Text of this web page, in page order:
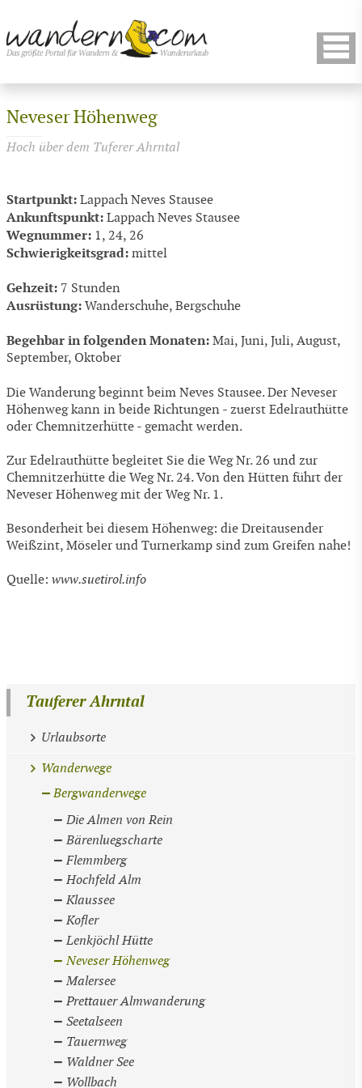
Neveser Höhenweg
Hoch über dem Tuferer Ahrntal
Startpunkt: Lappach Neves Stausee
Ankunftspunkt: Lappach Neves Stausee
Wegnummer: 1, 24, 26
Schwierigkeitsgrad: mittel
Gehzeit: 7 Stunden
Ausrüstung: Wanderschuhe, Bergschuhe
Begehbar in folgenden Monaten: Mai, Juni, Juli, August,
September, Oktober
Die Wanderung beginnt beim Neves Stausee. Der Neveser
Höhenweg kann in beide Richtungen - zuerst Edelrauthütte
oder Chemnitzerhütte - gemacht werden.
Zur Edelrauthütte begleitet Sie die Weg Nr. 26 und zur
Chemnitzerhütte die Weg Nr. 24. Von den Hütten führt der
Neveser Höhenweg mit der Weg Nr. 1.
Besonderheit bei diesem Höhenweg: die Dreitausender
Weißzint, Möseler und Turnerkamp sind zum Greifen nahe!
Quelle: www.suetirol.info
Tauferer Ahrntal
Urlaubsorte
Wanderwege
Bergwanderwege
Die Almen von Rein
Bärenluegscharte
Flemmberg
Hochfeld Alm
Klaussee
Kofler
Lenkjöchl Hütte
Neveser Höhenweg
Malersee
Prettauer Almwanderung
Seetalseen
Tauernweg
Waldner See
Wollbach